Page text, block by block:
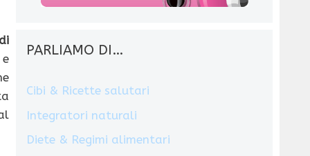
PARLIAMO DI…
Cibi & Ricette salutari
Integratori naturali
Diete & Regimi alimentari